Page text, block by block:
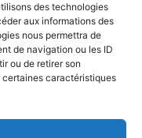
des technologies
aux informations des
nous permettra de
de navigation ou les ID
ou de retirer son
caractéristiques